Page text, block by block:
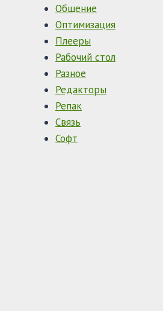
Общение
Оптимизация
Плееры
Рабочий стол
Разное
Редакторы
Репак
Связь
Софт